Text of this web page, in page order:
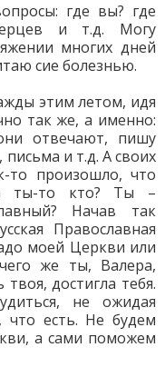
где вы? где
и т.д. Могу
многих дней
сие болезнью.
этим летом, идя
так же, а именно:
отвечают, пишу
и т.д. А своих
то произошло, что
ты-то кто? Ты –
Начав так
Православная
моей Церкви или
же ты, Валера,
достигла тебя.
не ожидая
что есть. Не будем
а сами поможем